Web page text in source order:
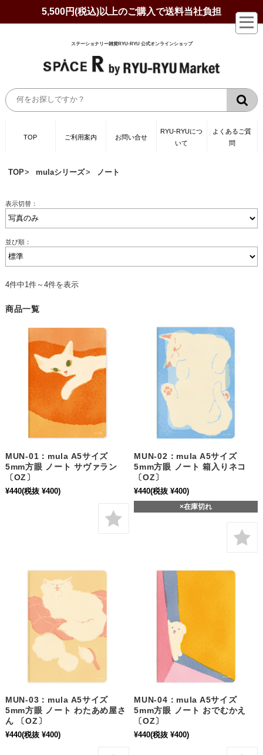
5,500円(税込)以上のご購入で送料当社負担
ステーショナリー雑貨RYU-RYU 公式オンラインショップ
TOP ご利用案内 お問い合せ
RYU-RYUにつ
いて
よくあるご質
問
TOP mulaシリーズ ノート
表示切替：
並び順：
4件中1件～4件を表示
商品一覧
MUN-01：mula A5サイズ
5mm方眼 ノート サヴァラン
〔OZ〕
¥440(税抜 ¥400)
MUN-02：mula A5サイズ
5mm方眼 ノート 箱入りネコ
〔OZ〕
¥440(税抜 ¥400)
×在庫切れ
MUN-03：mula A5サイズ
5mm方眼 ノート わたあめ屋さ
ん 〔OZ〕
¥440(税抜 ¥400)
MUN-04：mula A5サイズ
5mm方眼 ノート おでむかえ
〔OZ〕
¥440(税抜 ¥400)